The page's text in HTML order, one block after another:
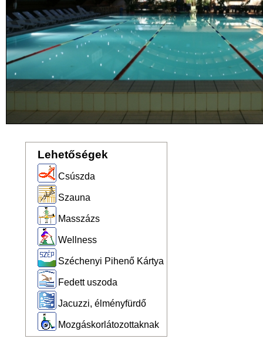
Lehetőségek
Csúszda
Szauna
Masszázs
Wellness
Széchenyi Pihenő Kártya
Fedett uszoda
Jacuzzi, élményfürdő
Mozgáskorlátozottaknak